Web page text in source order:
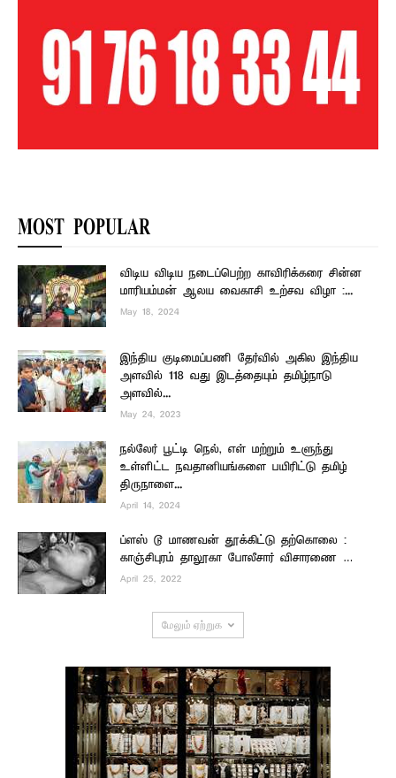
MOST POPULAR
விடிய விடிய நடைப்பெற்ற காவிரிக்கரை சின்ன
மாரியம்மன் ஆலய வைகாசி உற்சவ விழா :...
May 18, 2024
இந்திய குடிமைப்பணி தேர்வில் அகில இந்திய
அளவில் 118 வது இடத்தையும் தமிழ்நாடு
அளவில்...
May 24, 2023
நல்லேர் பூட்டி நெல், எள் மற்றும் உளுந்து
உள்ளிட்ட நவதானியங்களை பயிரிட்டு தமிழ்
திருநாளை...
April 14, 2024
ப்ளஸ் டூ மாணவன் தூக்கிட்டு தற்கொலை :
காஞ்சிபுரம் தாலூகா போலீசார் விசாரணை …
April 25, 2022
மேலும் ஏற்றுக